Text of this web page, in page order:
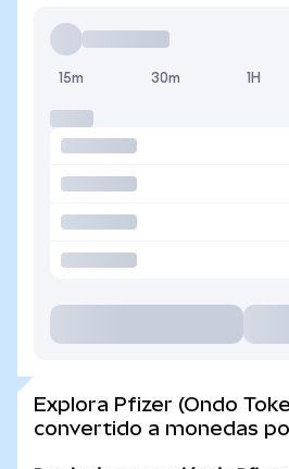
15m 30m 1H
Explora Pfizer (Ondo
convertido a monedas